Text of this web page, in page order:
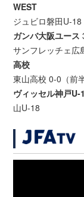
WEST
ジュビロ磐田U-
ガンバ大阪ユース
サンフレッチェ
高校
東山高校 0-0（前
ヴィッセル神戸U-
山U-18